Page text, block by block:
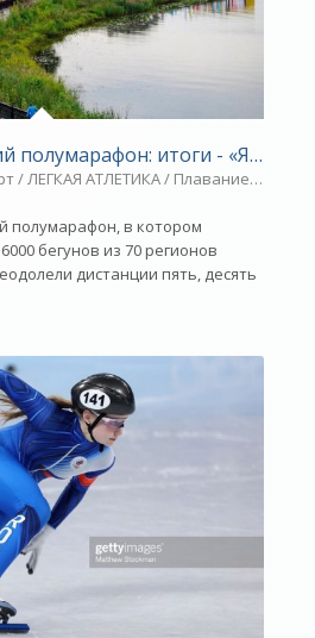
полумарафон: итоги -
/ ЛЕГКАЯ АТЛЕТИКА / Плавание /
полумарафон, в котором
бегунов из 70 регионов
дистанции пять, десять